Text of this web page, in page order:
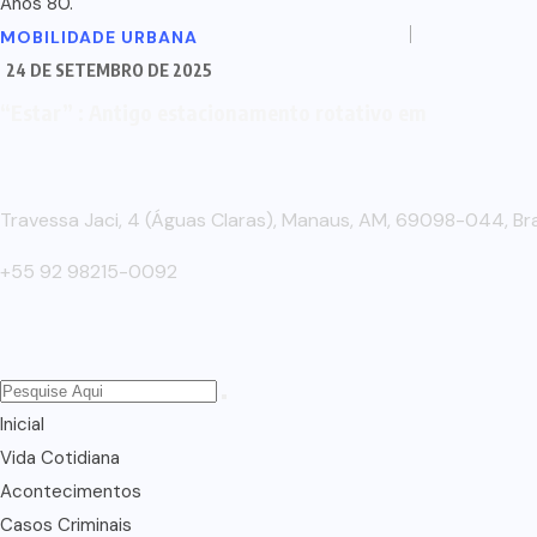
MOBILIDADE URBANA
24 DE SETEMBRO DE 2025
Travessa Jaci, 4 (Águas Claras), Manaus, AM, 69098-044,
+55 92 98215-0092
Inicial
Vida Cotidiana
Acontecimentos
Casos Criminais